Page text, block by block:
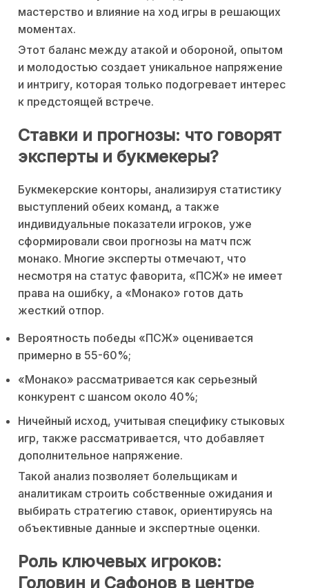
мастерство и влияние на ход игры в решающих
моментах.
Этот баланс между атакой и обороной, опытом
и молодостью создает уникальное напряжение
и интригу, которая только подогревает интерес
к предстоящей встрече.
Ставки и прогнозы: что говорят
эксперты и букмекеры?
Букмекерские конторы, анализируя статистику
выступлений обеих команд, а также
индивидуальные показатели игроков, уже
сформировали свои прогнозы на матч псж
монако. Многие эксперты отмечают, что
несмотря на статус фаворита, «ПСЖ» не имеет
права на ошибку, а «Монако» готов дать
жесткий отпор.
Вероятность победы «ПСЖ» оценивается
примерно в 55-60%;
«Монако» рассматривается как серьезный
конкурент с шансом около 40%;
Ничейный исход, учитывая специфику стыковых
игр, также рассматривается, что добавляет
дополнительное напряжение.
Такой анализ позволяет болельщикам и
аналитикам строить собственные ожидания и
выбирать стратегию ставок, ориентируясь на
объективные данные и экспертные оценки.
Роль ключевых игроков:
Головин и Сафонов в центре